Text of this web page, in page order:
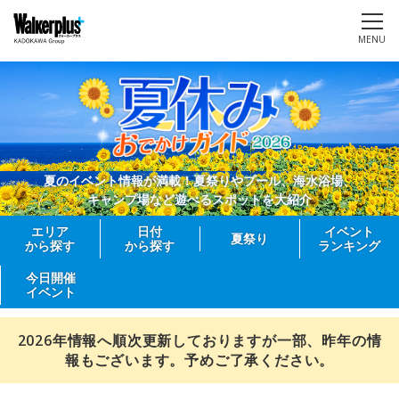
MENU
夏のイベント情報が満載！夏祭りやプール、海水浴場、
キャンプ場など遊べるスポットを大紹介
エリア
から探す
日付
から探す
夏祭り
イベント
ランキング
今日開催
イベント
2026年情報へ順次更新しておりますが一部、昨年の情
報もございます。予めご了承ください。